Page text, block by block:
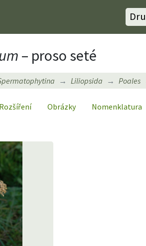
– proso seté
Liliopsida Poales
Rozšíření Obrázky Nomenklatura